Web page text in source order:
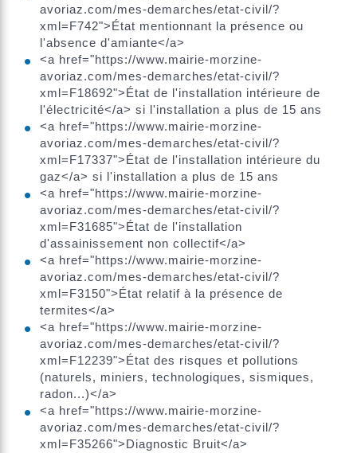
avoriaz.com/mes-demarches/etat-civil/?
xml=F742">État mentionnant la présence ou
l'absence d'amiante</a>
<a href="https://www.mairie-morzine-
avoriaz.com/mes-demarches/etat-civil/?
xml=F18692">État de l'installation intérieure de
l'électricité</a> si l'installation a plus de 15 ans
<a href="https://www.mairie-morzine-
avoriaz.com/mes-demarches/etat-civil/?
xml=F17337">État de l'installation intérieure du
gaz</a> si l'installation a plus de 15 ans
<a href="https://www.mairie-morzine-
avoriaz.com/mes-demarches/etat-civil/?
xml=F31685">État de l'installation
d'assainissement non collectif</a>
<a href="https://www.mairie-morzine-
avoriaz.com/mes-demarches/etat-civil/?
xml=F3150">État relatif à la présence de
termites</a>
<a href="https://www.mairie-morzine-
avoriaz.com/mes-demarches/etat-civil/?
xml=F12239">État des risques et pollutions
(naturels, miniers, technologiques, sismiques,
radon...)</a>
<a href="https://www.mairie-morzine-
avoriaz.com/mes-demarches/etat-civil/?
xml=F35266">Diagnostic Bruit</a>